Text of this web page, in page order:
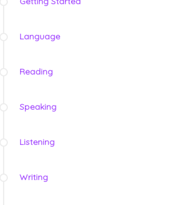
Language
Reading
Speaking
Listening
Writing